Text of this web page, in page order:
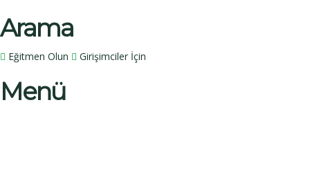
Arama
Eğitmen Olun Girişimciler İçin
Menü